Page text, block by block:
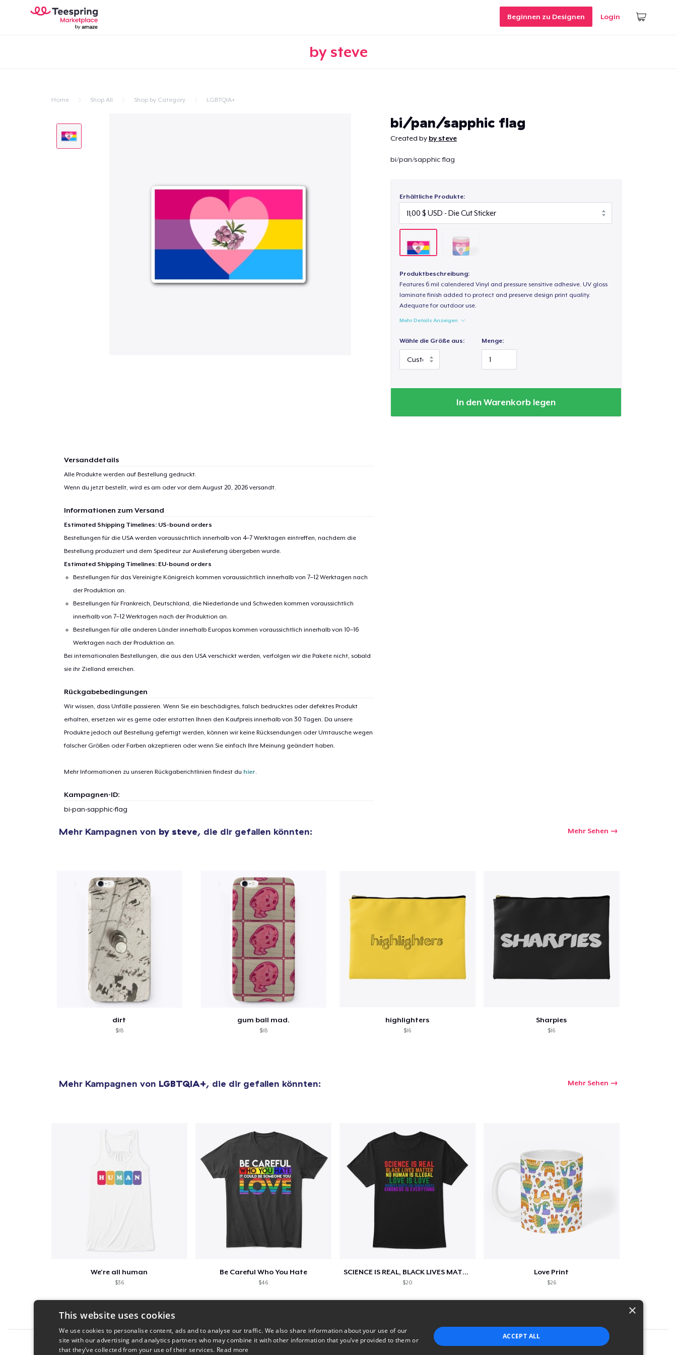
Beginnen zu Designen Login
by steve
Home Shop All Shop by Category LGBTQIA+
bi/pan/sapphic flag
Created by by steve
bi/pan/sapphic flag
Erhältliche Produkte:
Produktbeschreibung:
Features 6 mil calendered Vinyl and pressure sensitive adhesive. UV gloss
laminate finish added to protect and preserve design print quality.
Adequate for outdoor use.
Mehr Details Anzeigen
Wähle die Größe aus: Menge:
In den Warenkorb legen
Versanddetails
Alle Produkte werden auf Bestellung gedruckt.
Wenn du jetzt bestellt, wird es am oder vor dem August 20, 2026versandt.
Informationen zum Versand
Estimated Shipping Timelines: US-bound orders
Bestellungen für die USA werden voraussichtlich innerhalb von 4–7 Werktagen eintreffen, nachdem die
Bestellung produziert und dem Spediteur zur Auslieferung übergeben wurde.
Estimated Shipping Timelines: EU-bound orders
Bestellungen für das Vereinigte Königreich kommen voraussichtlich innerhalb von 7–12 Werktagen nach
der Produktion an.
Bestellungen für Frankreich, Deutschland, die Niederlande und Schweden kommen voraussichtlich
innerhalb von 7–12 Werktagen nach der Produktion an.
Bestellungen für alle anderen Länder innerhalb Europas kommen voraussichtlich innerhalb von 10–16
Werktagen nach der Produktion an.
Bei internationalen Bestellungen, die aus den USA verschickt werden, verfolgen wir die Pakete nicht, sobald
sie ihr Zielland erreichen.
Rückgabebedingungen
Wir wissen, dass Unfälle passieren. Wenn Sie ein beschädigtes, falsch bedrucktes oder defektes Produkt
erhalten, ersetzen wir es gerne oder erstatten Ihnen den Kaufpreis innerhalb von 30 Tagen. Da unsere
Produkte jedoch auf Bestellung gefertigt werden, können wir keine Rücksendungen oder Umtausche wegen
falscher Größen oder Farben akzeptieren oder wenn Sie einfach Ihre Meinung geändert haben.
Mehr Informationen zu unseren Rückgaberichtlinien findest du hier
Kampagnen-ID:
bi-pan-sapphic-flag
Mehr Kampagnen von by steve, die dir gefallen könnten: Mehr Sehen
dirt
$18
gum ball mad.
$18
highlighters
$16
Sharpies
$16
Mehr Kampagnen von LGBTQIA+, die dir gefallen könnten: Mehr Sehen
We're all human
$36
Be Careful Who You Hate
$46
SCIENCE IS REAL, BLACK LIVES MATTER
$20
Love Print
$26
Report this product
1Artikel wurde zum Einkaufswagen
hinzugefügt
Die Cut Sticker
Mug
16,99 $
×
This website uses cookies
We use cookies to personalise content, ads and to analyse our traffic. We also share information about your use of our
site with our advertising and analytics partners who may combine it with other information that you’ve provided to them or
that they’ve collected from your use of their services. Read more
ACCEPT ALL